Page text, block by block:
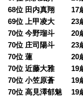
68位 田内真翔 17歳
69位 上甲凌大 23
70位 今野瑠斗 20歳
70位 庄司陽斗 23歳
70位 蓮 20歳
70位 近藤大雅 19歳
70位 小笠原蒼 19歳
70位 高見澤郁魅 19